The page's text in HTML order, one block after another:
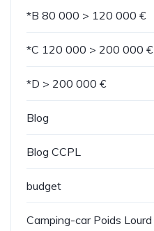
*B 80 000 > 120 000 €
*C 120 000 > 200 000 €
*D > 200 000 €
Blog
Blog CCPL
budget
Camping-car Poids Lourd